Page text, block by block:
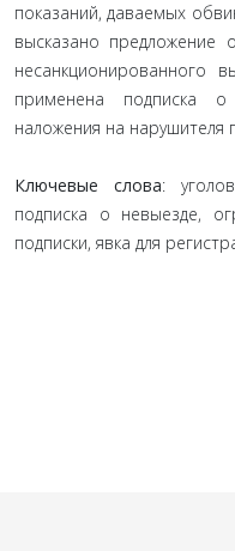
показаний, даваемых
высказано предложение
несанкционированного
применена подписка
наложения на нарушителя
Ключевые слова:
подписка о невыезде,
подписки, явка для